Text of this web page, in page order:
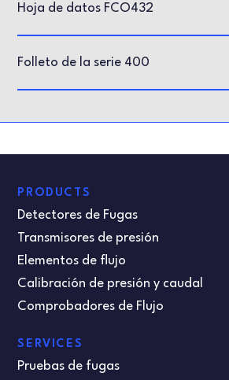
Hoja de datos FCO432
Folleto de la serie 400
PRODUCTS
Detectores de Fugas
Transmisores de presión
Elementos de flujo
Calibración de presión y caudal
Comprobadores de Flujo
SERVICES
Pruebas de fugas